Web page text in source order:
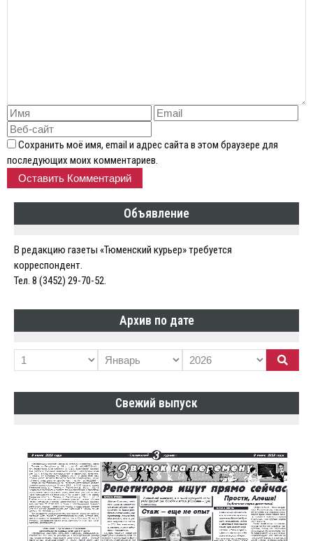
Сохранить моё имя, email и адрес сайта в этом браузере для
последующих моих комментариев.
Объявление
В редакцию газеты «Тюменский курьер» требуется
корреспондент.
Тел. 8 (3452) 29-70-52.
Архив по дате
Свежий выпуск